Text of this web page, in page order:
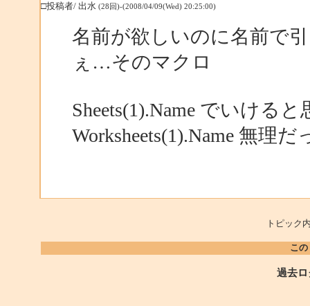
□投稿者/ 出水 (28回)-(2008/04/09(Wed) 20:25:00)
名前が欲しいのに名前で
ぇ…そのマクロ
Sheets(1).Name でいける
Worksheets(1).Name 無理
トピッ
こ
過去